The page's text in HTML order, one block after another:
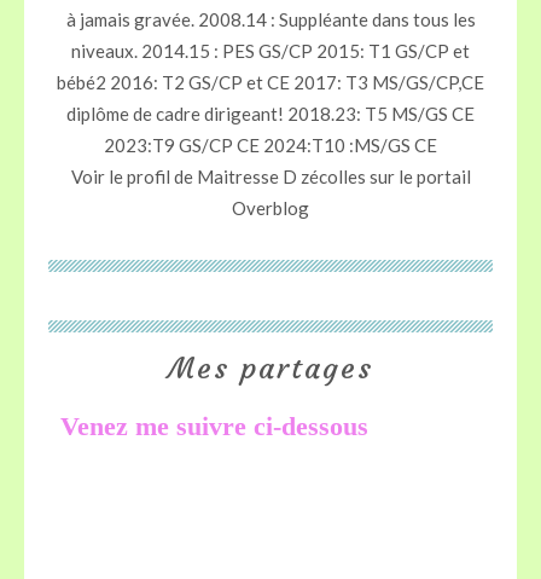
à jamais gravée. 2008.14 : Suppléante dans tous les
niveaux. 2014.15 : PES GS/CP 2015: T1 GS/CP et
bébé2 2016: T2 GS/CP et CE 2017: T3 MS/GS/CP,CE
diplôme de cadre dirigeant! 2018.23: T5 MS/GS CE
2023:T9 GS/CP CE 2024:T10 :MS/GS CE
Voir le profil de Maitresse D zécolles sur le portail
Overblog
Mes partages
Venez me suivre ci-dessous